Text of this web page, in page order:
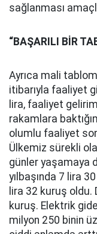
sağlanması
“BAŞARILI BİR
Ayrıca mali
itibarıyla faaliyet
lira, faaliyet
rakamlara
olumlu faaliyet
Ülkemiz sürekli
günler yaşamaya
yılbaşında 7 lira
lira 32 kuruş oldu.
kuruş. Elektrik
milyon 250 binin